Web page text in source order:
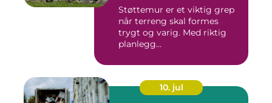
Støttemur er et viktig grep
når terreng skal formes
trygt og varig. Med riktig
planlegg...
10. jul